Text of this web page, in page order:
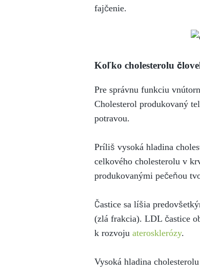
fajčenie.
Koľko cholesterolu
Pre správnu funkciu
Cholesterol produkovaný
potravou.
Príliš vysoká hladina
celkového cholesterolu v
produkovanými pečeňou
Častice sa líšia
(zlá frakcia). LDL častice
k rozvoju aterosklerózy.
Vysoká hladina